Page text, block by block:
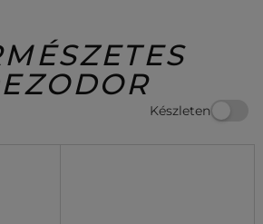
Beauty
Készleten